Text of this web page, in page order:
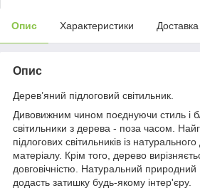
Опис Характеристики Доставка
Опис
Дерев’яний підлоговий світильник.
Дивовижним чином поєднуючи стиль і
світильники з дерева - поза часом.
підлогових світильників із
матеріалу. Крім того, дерево
довговічністю. Натуральний природний
додасть затишку будь-якому інтер'єру.